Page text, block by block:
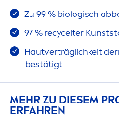
Zu 99 % biologisch
97 % recycelter
Hautverträglichkeit
bestätigt
MEHR ZU DIESEM
ERFAHREN